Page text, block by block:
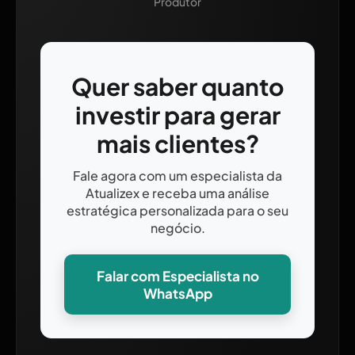
Quer saber quanto
investir para gerar
mais clientes?
Fale agora com um especialista da
Atualizex e receba uma análise
estratégica personalizada para o seu
negócio.
Falar com Especialista no
WhatsApp